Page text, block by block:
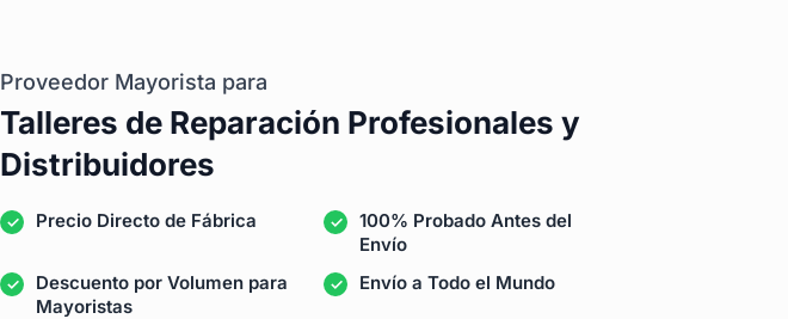
Proveedor Mayorista para
Talleres de Reparación Profesionales y
Distribuidores
Precio Directo de Fábrica
100% Probado Antes del
Envío
Descuento por Volumen para
Mayoristas
Envío a Todo el Mundo